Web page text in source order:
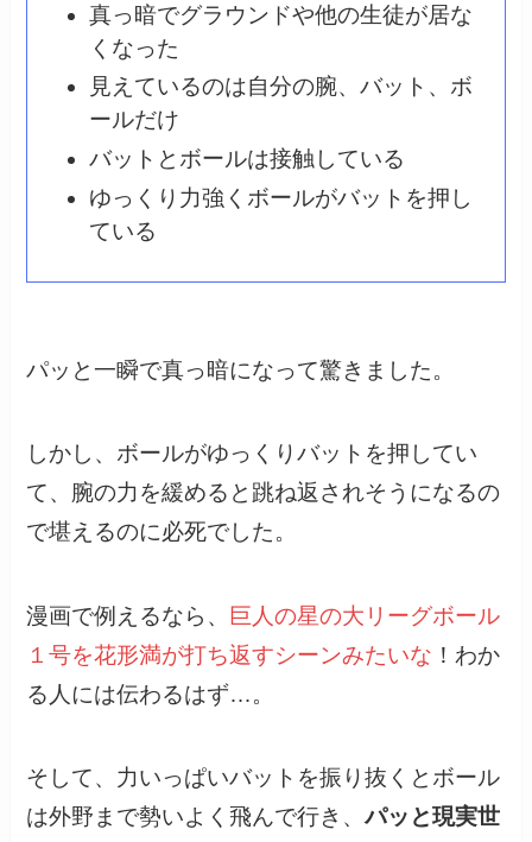
真っ暗でグラウンドや他の生徒が居な
くなった
見えているのは自分の腕、バット、ボ
ールだけ
バットとボールは接触している
ゆっくり力強くボールがバットを押し
ている
パッと一瞬で真っ暗になって驚きました。
しかし、ボールがゆっくりバットを押してい
て、腕の力を緩めると跳ね返されそうになるの
で堪えるのに必死でした。
漫画で例えるなら、 巨人の星の大リーグボール
１号を花形満が打ち返すシーンみたいな ！わか
る人には伝わるはず…。
そして、力いっぱいバットを振り抜くとボール
は外野まで勢いよく飛んで行き、パッと現実世